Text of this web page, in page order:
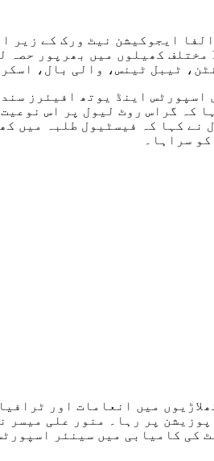
ٹیبل ٹینس، والی بال،
اسپورٹس اینڈ یوتھ افیئرز
کہ گراس روٹ لیول پر اس
نے کہا کہ فیسٹیول طلبہ میں
سراہا۔
میں انعامات اور
کی کامیابی میں سینئر